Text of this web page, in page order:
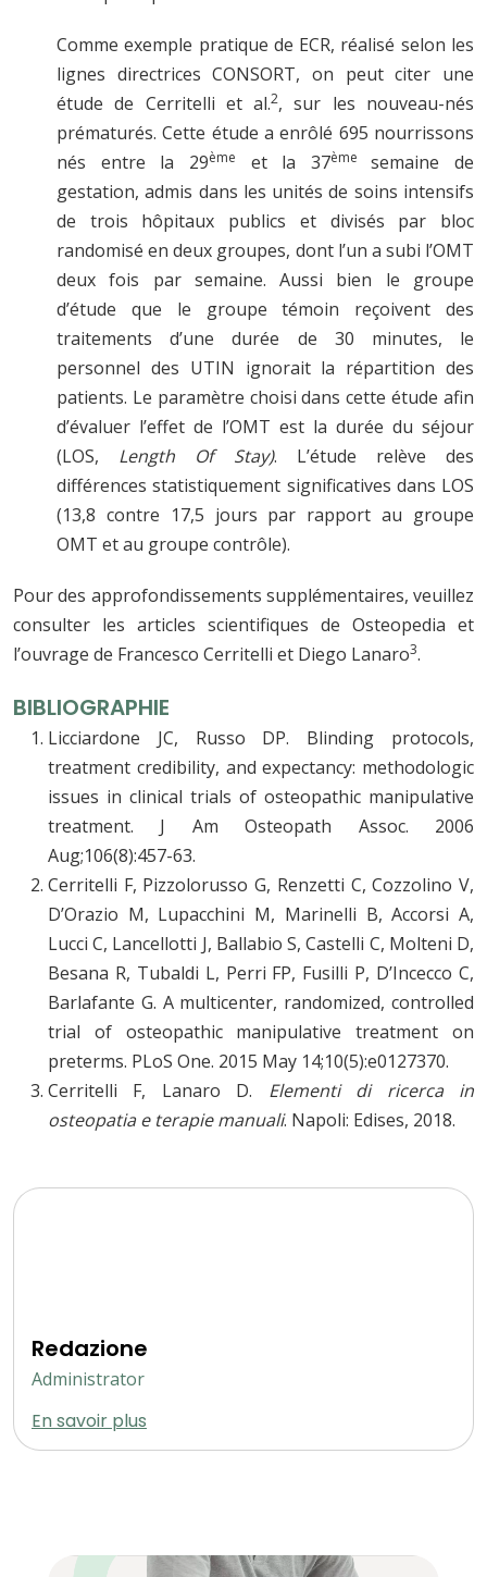
Comme exemple pratique de ECR, réalisé selon les
lignes directrices CONSORT, on peut citer une
étude de Cerritelli et al.2, sur les nouveau-nés
prématurés. Cette étude a enrôlé 695 nourrissons
nés entre la 29ème et la 37èmesemaine de
gestation, admis dans les unités de soins intensifs
de trois hôpitaux publics et divisés par bloc
randomisé en deux groupes, dont l’un a subi l’OMT
deux fois par semaine. Aussi bien le groupe
d’étude que le groupe témoin reçoivent des
traitements d’une durée de 30 minutes, le
personnel des UTIN ignorait la répartition des
patients. Le paramètre choisi dans cette étude afin
d’évaluer l’effet de l’OMT est la durée du séjour
(LOS, Length Of Stay). L’étude relève des
différences statistiquement significatives dans LOS
(13,8 contre 17,5 jours par rapport au groupe
OMT et au groupe contrôle).
Pour des approfondissements supplémentaires, veuillez
consulter les articles scientifiques de Osteopedia et
l’ouvrage de Francesco Cerritelli et Diego Lanaro3.
BIBLIOGRAPHIE
Licciardone JC, Russo DP. Blinding protocols,
treatment credibility, and expectancy: methodologic
issues in clinical trials of osteopathic manipulative
treatment. J Am Osteopath Assoc. 2006
Aug;106(8):457-63.
Cerritelli F, Pizzolorusso G, Renzetti C, Cozzolino V,
D’Orazio M, Lupacchini M, Marinelli B, Accorsi A,
Lucci C, Lancellotti J, Ballabio S, Castelli C, Molteni D,
Besana R, Tubaldi L, Perri FP, Fusilli P, D’Incecco C,
Barlafante G. A multicenter, randomized, controlled
trial of osteopathic manipulative treatment on
preterms. PLoS One. 2015 May 14;10(5):e0127370.
Cerritelli F, Lanaro D. Elementi di ricerca in
osteopatia e terapie manuali. Napoli: Edises, 2018.
Redazione
Administrator
En savoir plus